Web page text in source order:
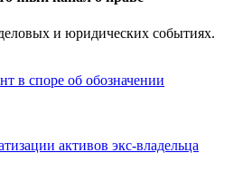
и юридических событиях.
в споре об обозначении
активов экс-владельца